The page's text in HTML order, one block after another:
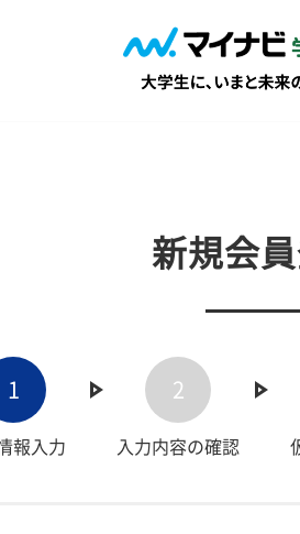
新規会
1
報入力
2
入力内容の確認